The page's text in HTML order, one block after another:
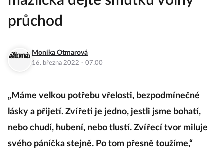
průchod
Monika Otmarová
16. března 2022 · 07:00
„Máme velkou potřebu vřelosti, bezpodmínečné
lásky a přijetí. Zvířeti je jedno, jestli jsme bohatí,
nebo chudí, hubení, nebo tlustí. Zvířecí tvor miluje
svého páníčka stejně. Po tom přesně toužíme,“